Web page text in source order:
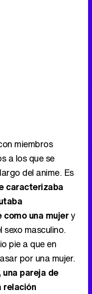
miembros
a los que se
del anime. Es
caracterizaba
una mujery
masculino.
pie a que en
por una mujer.
pareja de
relación